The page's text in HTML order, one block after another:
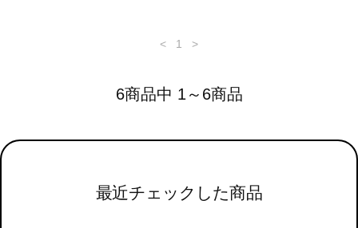
< 1 >
6商品中 1～6商品
最近チェックした商品